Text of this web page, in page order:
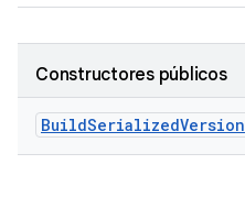
Constructores públicos
BuildSerializedVersion